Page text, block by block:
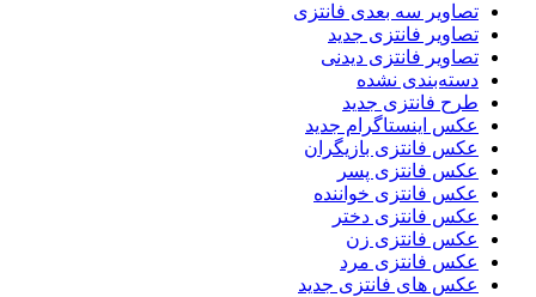
تصاویر سه بعدی فانتزی
تصاویر فانتزی جدید
تصاویر فانتزی دیدنی
دسته‌بندی نشده
طرح فانتزی جدید
عکس اینستاگرام جدید
عکس فانتزی بازیگران
عکس فانتزی پسر
عکس فانتزی خواننده
عکس فانتزی دختر
عکس فانتزی زن
عکس فانتزی مرد
عکس های فانتزی جدید